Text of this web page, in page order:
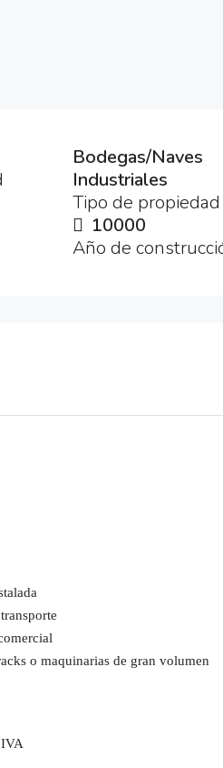
Bodegas/Naves
Industriales
Tipo de propiedad
10000
Año de
o maquinarias de gran volumen